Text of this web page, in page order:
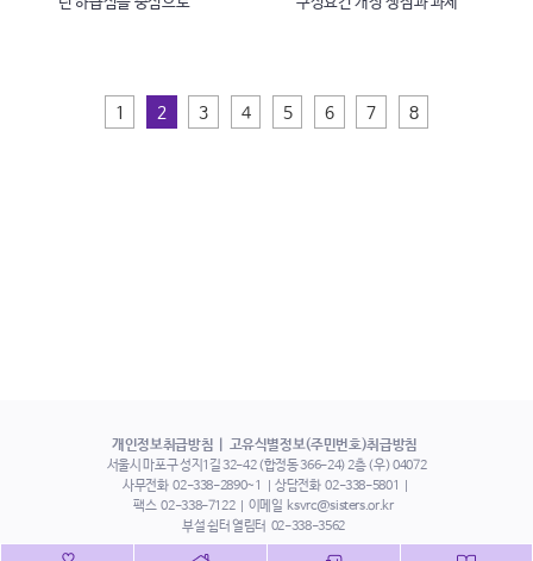
1 2 3 4 5 6 7 8
개인정보취급방침 고유식별정보(주민번호)취급방침
서울시 마포구 성지1길 32-42 (합정동 366-24) 2층 (우) 04072
사무전화 02-338-2890~1 상담전화 02-338-5801
팩스 02-338-7122 이메일 ksvrc@sisters.or.kr
부설 쉼터 열림터 02-338-3562